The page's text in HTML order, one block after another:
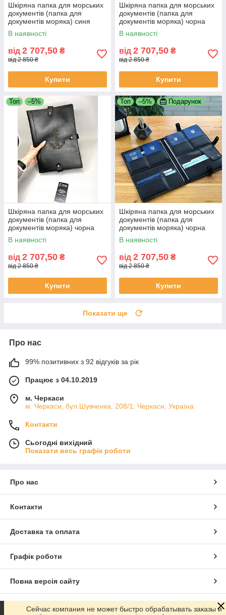
Шкіряна папка для морських
документів (папка для
документів моряка) синя
В наявності
від 2 707,50 ₴
від 2 850 ₴
Купити
Шкіряна папка для морських
документів (папка для
документів моряка) чорна
В наявності
від 2 707,50 ₴
від 2 850 ₴
Купити
Топ –5%
Шкіряна папка для морських
документів (папка для
документів моряка) чорна
В наявності
від 2 707,50 ₴
від 2 850 ₴
Купити
Топ –5% Подарунок
Шкіряна папка для морських
документів (папка для
документів моряка) чорна
В наявності
від 2 707,50 ₴
від 2 850 ₴
Купити
Показати ще
Про нас
99% позитивних з 92 відгуків за рік
Працює з 04.10.2019
м. Черкаси
м. Черкаси, бул.Шувченка, 208/1, Черкаси, Україна
Контакти
Сьогодні вихідний
Показати весь графік роботи
Про нас
Контакти
Доставка та оплата
Графік роботи
Повна версія сайту
Сайт створено на маркетплейсі Prom.ua
Сейчас компания не может быстро обрабатывать заказы и